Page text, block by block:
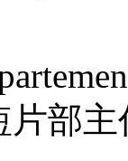
片部主